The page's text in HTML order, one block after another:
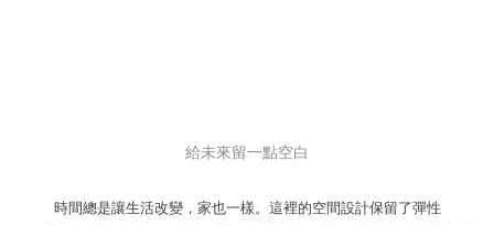
給未來留一點空白
時間總是讓生活改變，家也一樣。這裡的空間設計保留了彈性